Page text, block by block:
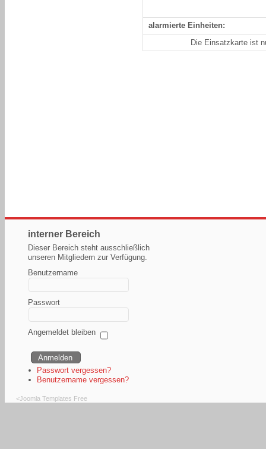
alarmierte Einheiten:
Die Einsatzkarte ist
interner Bereich
Dieser Bereich steht ausschließlich
unseren Mitgliedern zur Verfügung.
Benutzername
Passwort
Angemeldet bleiben
Passwort vergessen?
Benutzername vergessen?
<Joomla Templates Free